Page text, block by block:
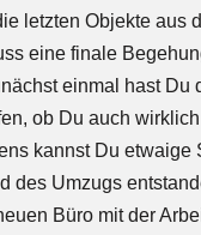
letzten Objekte aus
eine finale
einmal hast Du
ob Du auch
kannst Du etwaige
des Umzugs
Büro mit der